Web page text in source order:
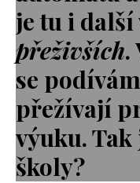
je tu i
přeživších.
se
přežívají
výuku.
školy?